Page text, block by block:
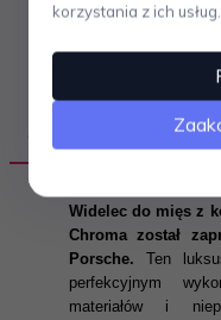
OPIS PRODUKTU
Widelec do mięs z
Chroma został
Porsche. Ten
perfekcyjnym
materiałów i
korzystania z ich usług.